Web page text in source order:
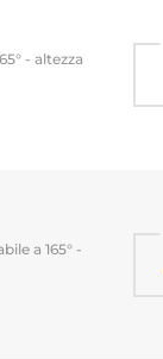
- altezza
a 165° -